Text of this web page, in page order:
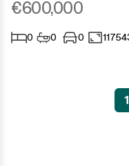
€600,000
0 0 0
1